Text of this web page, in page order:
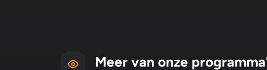
Meer van onze